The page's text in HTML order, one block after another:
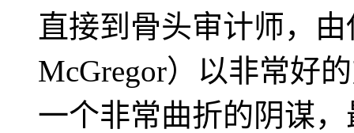
直接到骨头审计师，
McGregor）以非常好
一个非常曲折的阴谋